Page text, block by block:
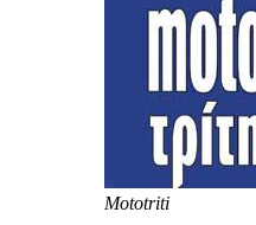
Mototriti